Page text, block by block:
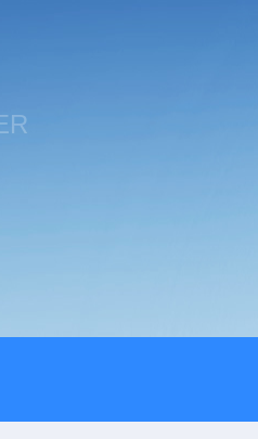
性水样蒸发浓缩赶酸仪ZDGS-8